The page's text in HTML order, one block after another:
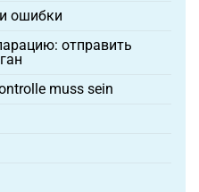
ошибки
отправить
muss sein